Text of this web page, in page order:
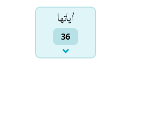
اٰياتها
36